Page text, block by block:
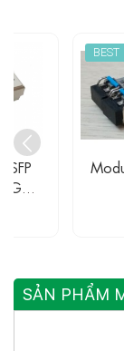
Module
SẢN PHẨM